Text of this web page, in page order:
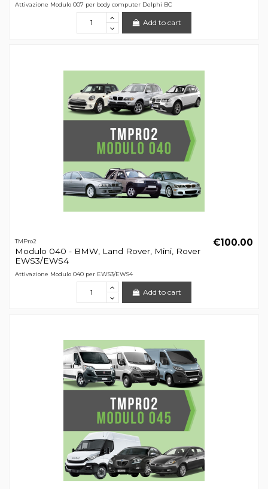
Attivazione Modulo 007 per body computer Delphi BC
Add to cart
TMPro2
Modulo 040 - BMW, Land Rover, Mini, Rover
EWS3/EWS4
€100.00
Attivazione Modulo 040 per EWS3/EWS4
Add to cart